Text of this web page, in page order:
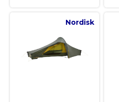
Nordisk